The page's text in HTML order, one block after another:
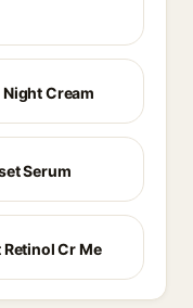
Cream
Serum
Cr Me